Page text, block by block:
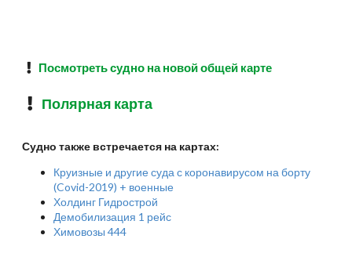
Посмотреть судно на новой общей карте
Полярная карта
Судно также встречается на картах:
Круизные и другие суда с коронавирусом на борту
(Covid-2019) + военные
Холдинг Гидрострой
Демобилизация 1 рейс
Химовозы 444